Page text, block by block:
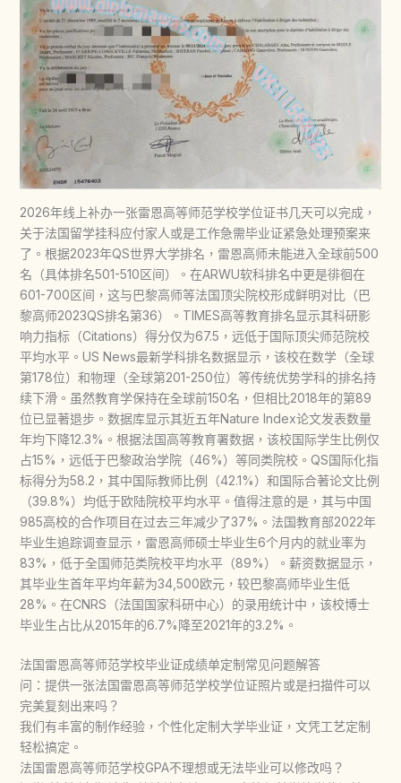
2026年线上补办一张雷恩高等师范学校学位证书几天可以完成，
关于法国留学挂科应付家人或是工作急需毕业证紧急处理预案来
了。根据2023年QS世界大学排名，雷恩高师未能进入全球前500
名（具体排名501-510区间）。在ARWU软科排名中更是徘徊在
601-700区间，这与巴黎高师等法国顶尖院校形成鲜明对比（巴
黎高师2023QS排名第36）。TIMES高等教育排名显示其科研影
响力指标（Citations）得分仅为67.5，远低于国际顶尖师范院校
平均水平。US News最新学科排名数据显示，该校在数学（全球
第178位）和物理（全球第201-250位）等传统优势学科的排名持
续下滑。虽然教育学保持在全球前150名，但相比2018年的第89
位已显著退步。数据库显示其近五年Nature Index论文发表数量
年均下降12.3%。根据法国高等教育署数据，该校国际学生比例仅
占15%，远低于巴黎政治学院（46%）等同类院校。QS国际化指
标得分为58.2，其中国际教师比例（42.1%）和国际合著论文比例
（39.8%）均低于欧陆院校平均水平。值得注意的是，其与中国
985高校的合作项目在过去三年减少了37%。法国教育部2022年
毕业生追踪调查显示，雷恩高师硕士毕业生6个月内的就业率为
83%，低于全国师范类院校平均水平（89%）。薪资数据显示，
其毕业生首年平均年薪为34,500欧元，较巴黎高师毕业生低
28%。在CNRS（法国国家科研中心）的录用统计中，该校博士
毕业生占比从2015年的6.7%降至2021年的3.2%。
法国雷恩高等师范学校毕业证成绩单定制常见问题解答
问：提供一张法国雷恩高等师范学校学位证照片或是扫描件可以
完美复刻出来吗？
我们有丰富的制作经验，个性化定制大学毕业证，文凭工艺定制
轻松搞定。
法国雷恩高等师范学校GPA不理想或无法毕业可以修改吗？